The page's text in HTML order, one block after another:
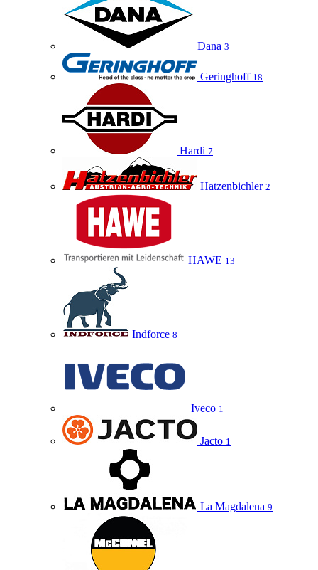
Dana 3
Geringhoff 18
Hardi 7
Hatzenbichler 2
HAWE 13
Indforce 8
Iveco 1
Jacto 1
La Magdalena 9